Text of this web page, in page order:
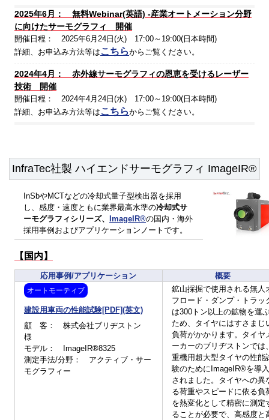
2025年6月： 無料Webinar(英語) -産業オートメーション分野
に向けたサーモグラフィ 開催
開催日程： 2025年6月24日(火) 17:00～19:00(日本時間)
詳細、お申込み方法等は こちらからご覧ください。
2024年4月： 赤外線サーモグラフィの恩恵を受けるレーザー
技術 開催
開催日程： 2024年4月24日(水) 17:00～19:00(日本時間)
詳細、お申込み方法等は こちらからご覧ください。
開催日程： 2024年2月21日(水) 18:00～20:00(日本時間)
詳細、お申込み方法等はこちら からご覧ください。
2023年11月： 無料Webinar(英語) -最高水準のハイスピード
サーモグラフィ 開催
開催日程： 2023年11月7日(火) 18:00～20:00(日本時間)
詳細、お申込み方法等は こちらからご覧ください。
2023年6月： 無料Webinar(英語) -サーモグラフィを使った気
開催日程： 2023年6月14日(水) 17:00～19:00(日本時間)
詳細、お申込み方法等は
からご覧ください。
2023年4月： 無料Webinar(英語) -パワー半導体向け精密・非
接触・高速サーモグラフィ・ソリューション 開催
開催日程： 2023年4月18日(火) 17:00～19:00(日本時間)
詳細、お申込み方法等はこちら からご覧ください。
2023年3月： 無料Webinar(英語) -顕微サーモグラフィ：マイ
クロスケールでの非接触温度測定(InfraTec) 開催
開催日程： 2023年3月29日(水) 17:00～19:00(日本時間)
からご覧ください。
InfraTec社製 ハイエンドサーモグラフィ ImageIR®
InSbやMCTなどの冷却式量子型検出器を採用
し、感度・速度ともに業界最高水準の冷却式サ
ーモグラフィシリーズ、
ImageIR®の国内・海外
採用事例およびアプリケーションノートです。
【国内】
応用事例/アプリケーション 概要
オートモーティブ
建設用車両の性能試験[PDF](英文)
顧 客： 株式会社ブリヂストン
様
モデル： ImageIR®8325
測定手法/分野： アクティブ・サー
モグラフィー
鉱山採掘で使用される無人
フロード・ダンプ・トラッ
は300トン以上の鉱物を運
ため、タイヤにはすさまじ
負荷がかかります。タイヤ
ーカーのブリヂストンでは
重機用超大型タイヤの性能
験のためにImageIR®を導入
されました。タイヤへの異
る荷重やスピードに依る負
を熱変化として精密に測定
ることが必要で、高感度と